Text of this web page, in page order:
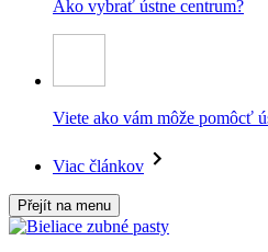
Ako vybrať ústne centrum?
Viete ako vám môže pomôcť
Viac článkov
Přejít na menu